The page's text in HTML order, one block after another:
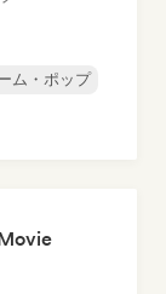
ム・ポップ